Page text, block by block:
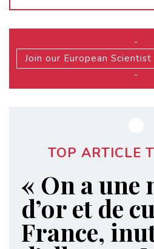
-
Join our European
-
TOP ARTICLE
« On a une
d’or et de
France,